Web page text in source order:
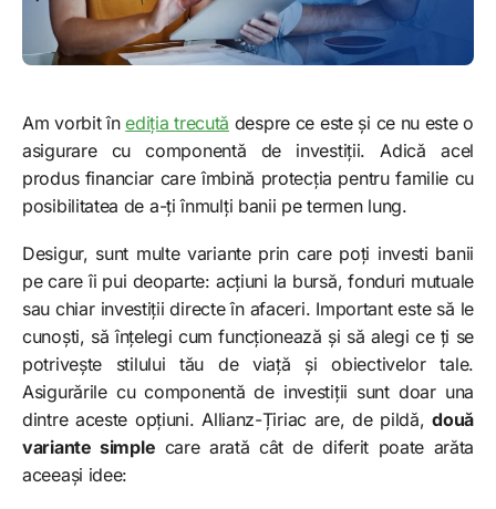
Am vorbit înediția trecută despre ce este și ce nu este o
asigurare cu componentă de investiții. Adică acel
produs financiar care îmbină protecția pentru familie cu
posibilitatea de a-ți înmulți banii pe termen lung.
Desigur, sunt multe variante prin care poți investi banii
pe care îi pui deoparte: acțiuni la bursă, fonduri mutuale
sau chiar investiții directe în afaceri. Important este să le
cunoști, să înțelegi cum funcționează și să alegi ce ți se
potrivește stilului tău de viață și obiectivelor tale.
Asigurările cu componentă de investiții sunt doar una
dintre aceste opțiuni. Allianz-Țiriac are, de pildă,două
variante simple care arată cât de diferit poate arăta
aceeași idee: